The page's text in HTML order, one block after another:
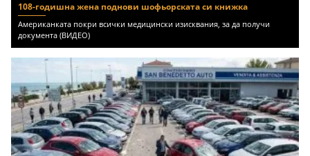
108-годишна жена поднови шофьорската си книжка
Американката покри всички медицински изисквания, за да получи
документа (ВИДЕО)